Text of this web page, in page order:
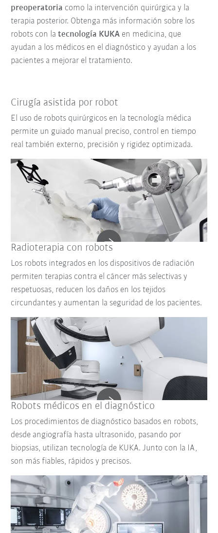
preoperatoria como la intervención quirúrgica y la
terapia posterior. Obtenga más información sobre los
robots con latecnología KUKA en medicina, que
ayudan a los médicos en el diagnóstico y ayudan a los
pacientes a mejorar el tratamiento.
Cirugía asistida por robot
El uso de robots quirúrgicos en la tecnología médica
permite un guiado manual preciso, control en tiempo
real también externo, precisión y rigidez optimizada.
Radioterapia con robots
Los robots integrados en los dispositivos de radiación
permiten terapias contra el cáncer más selectivas y
respetuosas, reducen los daños en los tejidos
circundantes y aumentan la seguridad de los pacientes.
Robots médicos en el diagnóstico
Los procedimientos de diagnóstico basados en robots,
desde angiografía hasta ultrasonido, pasando por
biopsias, utilizan tecnología de KUKA. Junto con la IA,
son más fiables, rápidos y precisos.